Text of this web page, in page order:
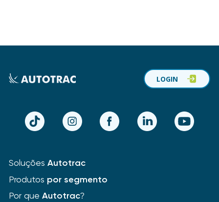
TikTok Instagram Facebook LinkedIn YouTube
LOGIN
Soluções Autotrac
Produtos por segmento
Por que Autotrac?